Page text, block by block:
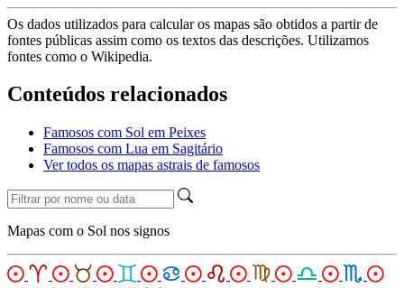
Os dados utilizados para calcular os mapas são obtidos a partir de
fontes públicas assim como os textos das descrições. Utilizamos
fontes como o Wikipedia.
Conteúdos relacionados
Famosos com Sol em Peixes
Famosos com Lua em Sagitário
Ver todos os mapas astrais de famosos
Mapas com o Sol nos signos